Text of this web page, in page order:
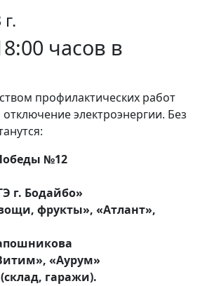
часов в
профилактических работ
электроэнергии. Без
№12
г. Бодайбо»
фрукты», «Атлант»,
«Аурум»
гаражи).